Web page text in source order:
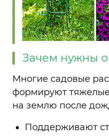
Зачем нужны
Многие садовые
формируют тяжелые
на землю после
Поддерживают